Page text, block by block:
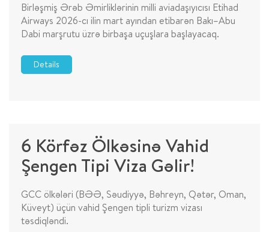
Birləşmiş Ərəb Əmirliklərinin milli aviadaşıyıcısı Etihad
Airways 2026-cı ilin mart ayından etibarən Bakı–Abu
Dabi marşrutu üzrə birbaşa uçuşlara başlayacaq.
Details
6 Körfəz Ölkəsinə Vahid
Şengen Tipi Viza Gəlir!
GCC ölkələri (BƏƏ, Səudiyyə, Bəhreyn, Qətər, Oman,
Küveyt) üçün vahid Şengen tipli turizm vizası
təsdiqləndi.